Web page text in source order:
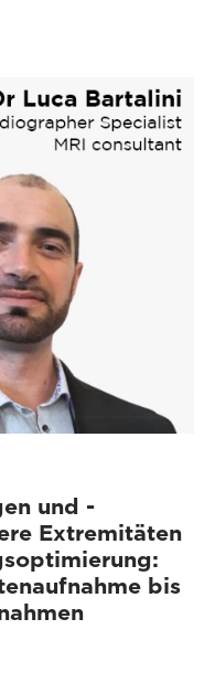
und -
Extremitäten
bis